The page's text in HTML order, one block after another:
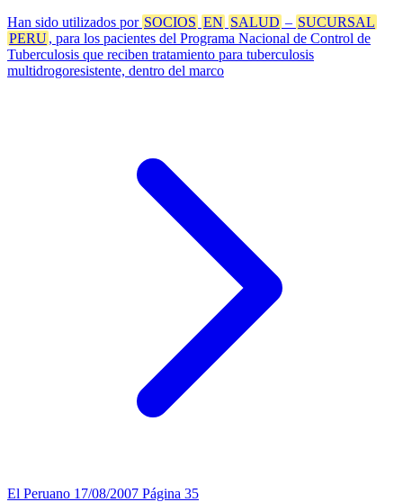
Han sido utilizados por SOCIOS EN SALUD – SUCURSAL
PERU, para los pacientes del Programa Nacional de Control de
Tuberculosis que reciben tratamiento para tuberculosis
multidrogoresistente, dentro del marco
El Peruano 17/08/2007 Página 35